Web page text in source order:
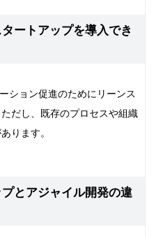
ートアップを導入でき
ション促進のためにリーンス
だし、既存のプロセスや組織
ります。
とアジャイル開発の違